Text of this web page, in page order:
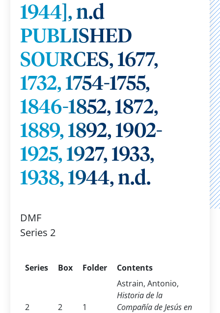
1944], n.d
PUBLISHED
SOURCES, 1677,
1732, 1754-1755,
1846-1852, 1872,
1889, 1892, 1902-
1925, 1927, 1933,
1938, 1944, n.d.
DMF
Series 2
Series Box Folder Contents
2 2 1
Astrain, Antonio,
Historia de la
Compañía de Jesús en